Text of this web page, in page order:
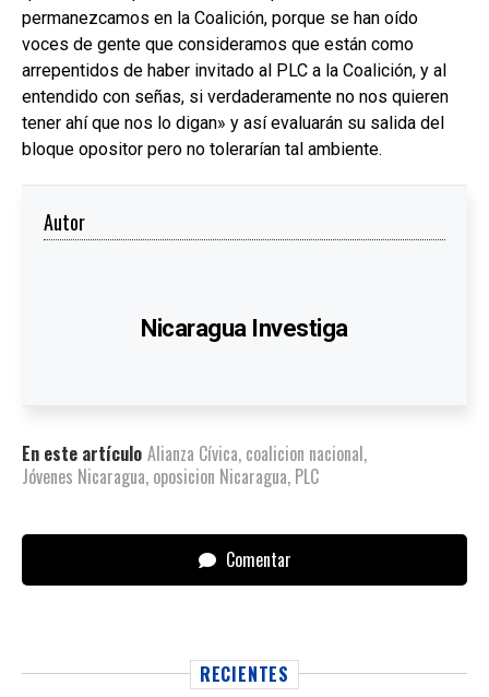
permanezcamos en la Coalición, porque se han oído
voces de gente que consideramos que están como
arrepentidos de haber invitado al PLC a la Coalición, y al
entendido con señas, si verdaderamente no nos quieren
tener ahí que nos lo digan» y así evaluarán su salida del
bloque opositor pero no tolerarían tal ambiente.
Autor
Nicaragua Investiga
En este artículo Alianza Cívica, coalicion nacional,
Jóvenes Nicaragua, oposicion Nicaragua, PLC
Comentar
RECIENTES